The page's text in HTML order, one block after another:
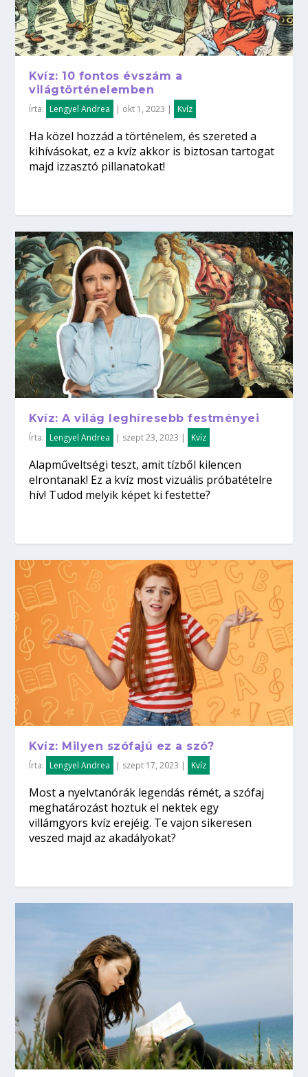
Kvíz: 10 fontos évszám a
világtörténelemben
Írta: Lengyel Andrea | okt 1, 2023 | Kvíz
Ha közel hozzád a történelem, és szereted a
kihívásokat, ez a kvíz akkor is biztosan tartogat
majd izzasztó pillanatokat!
Kvíz: A világ leghíresebb festményei
Írta: Lengyel Andrea | szept 23, 2023 | Kvíz
Alapműveltségi teszt, amit tízből kilencen
elrontanak! Ez a kvíz most vizuális próbatételre
hív! Tudod melyik képet ki festette?
Kvíz: Milyen szófajú ez a szó?
Írta: Lengyel Andrea | szept 17, 2023 | Kvíz
Most a nyelvtanórák legendás rémét, a szófaj
meghatározást hoztuk el nektek egy
villámgyors kvíz erejéig. Te vajon sikeresen
veszed majd az akadályokat?